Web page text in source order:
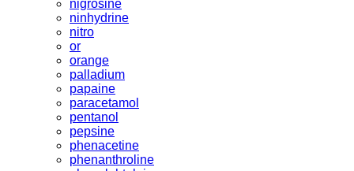
nigrosine
ninhydrine
nitro
or
orange
palladium
papaine
paracetamol
pentanol
pepsine
phenacetine
phenanthroline